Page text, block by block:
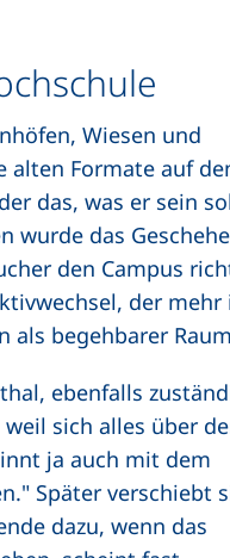
Wiesen und
alten Formate auf
das, was er sein
wurde das
den Campus
der
als begehbarer
ebenfalls
sich alles über
ja auch mit dem
Später verschiebt
dazu, wenn das